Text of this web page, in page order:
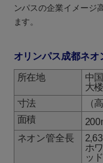
ンパスの企業イメージ
ます。
オリンパス成都ネオ
所在地
中
大
寸法
（
面積
ネオン管全長
ホ
ッド